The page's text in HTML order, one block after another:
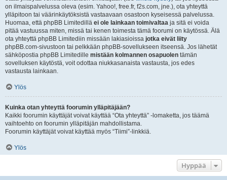
on ilmaispalvelussa oleva (esim. Yahoo!, free.fr, f2s.com, jne.), ota yhteyttä
ylläpitoon tai väärinkäytöksistä vastaavaan osastoon kyseisessä palvelussa.
Huomaa, että phpBB Limitedillä ei ole lainkaan toimivaltaa ja sitä ei voida
pitää vastuussa miten, missä tai kenen toimesta tämä foorumi on käytössä. Älä
ota yhteyttä phpBB Limitediin missään lakiasioissa jotka eivät liity
phpBB.com-sivustoon tai pelkkään phpBB-sovellukseen itseensä. Jos lähetät
sähköpostia phpBB Limitedille mistään kolmannen osapuolen tämän
sovelluksen käytöstä, voit odottaa niukkasanaista vastausta, jos edes
vastausta lainkaan.
Ylös
Kuinka otan yhteyttä foorumin ylläpitäjään?
Kaikki foorumin käyttäjät voivat käyttää “Ota yhteyttä” -lomaketta, jos täämä
vaihtoehto on foorumin ylläpitäjän mahdollistama.
Foorumin käyttäjät voivat käyttää myös “Tiimi”-linkkiä.
Ylös
Hyppää